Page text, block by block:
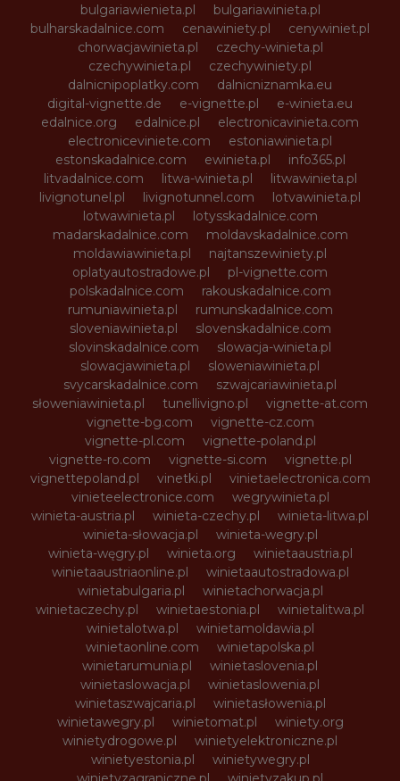
bulgariawienieta.pl
bulgariawinieta.pl
bulharskadalnice.com
cenawiniety.pl
cenywiniet.pl
chorwacjawinieta.pl
czechy-winieta.pl
czechywinieta.pl
czechywiniety.pl
dalnicnipoplatky.com
dalnicniznamka.eu
digital-vignette.de
e-vignette.pl
e-winieta.eu
edalnice.org
edalnice.pl
electronicavinieta.com
electroniceviniete.com
estoniawinieta.pl
estonskadalnice.com
ewinieta.pl
info365.pl
litvadalnice.com
litwa-winieta.pl
litwawinieta.pl
livignotunel.pl
livignotunnel.com
lotvawinieta.pl
lotwawinieta.pl
lotysskadalnice.com
madarskadalnice.com
moldavskadalnice.com
moldawiawinieta.pl
najtanszewiniety.pl
oplatyautostradowe.pl
pl-vignette.com
polskadalnice.com
rakouskadalnice.com
rumuniawinieta.pl
rumunskadalnice.com
sloveniawinieta.pl
slovenskadalnice.com
slovinskadalnice.com
slowacja-winieta.pl
slowacjawinieta.pl
sloweniawinieta.pl
svycarskadalnice.com
szwajcariawinieta.pl
słoweniawinieta.pl
tunellivigno.pl
vignette-at.com
vignette-bg.com
vignette-cz.com
vignette-pl.com
vignette-poland.pl
vignette-ro.com
vignette-si.com
vignette.pl
vignettepoland.pl
vinetki.pl
vinietaelectronica.com
vinieteelectronice.com
wegrywinieta.pl
winieta-austria.pl
winieta-czechy.pl
winieta-litwa.pl
winieta-słowacja.pl
winieta-wegry.pl
winieta-węgry.pl
winieta.org
winietaaustria.pl
winietaaustriaonline.pl
winietaautostradowa.pl
winietabulgaria.pl
winietachorwacja.pl
winietaczechy.pl
winietaestonia.pl
winietalitwa.pl
winietalotwa.pl
winietamoldawia.pl
winietaonline.com
winietapolska.pl
winietarumunia.pl
winietaslovenia.pl
winietaslowacja.pl
winietaslowenia.pl
winietaszwajcaria.pl
winietasłowenia.pl
winietawegry.pl
winietomat.pl
winiety.org
winietydrogowe.pl
winietyelektroniczne.pl
winietyestonia.pl
winietywegry.pl